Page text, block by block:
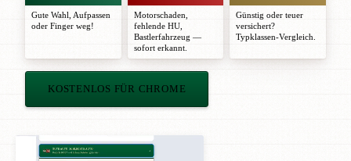
Gute Wahl
Aufpassen
oder Finger weg!
Motorschaden,
fehlende HU,
Bastlerfahrzeug —
sofort erkannt.
Günstig oder teuer
versichert?
Typklassen-Vergleich.
KOSTENLOS FÜR CHROME